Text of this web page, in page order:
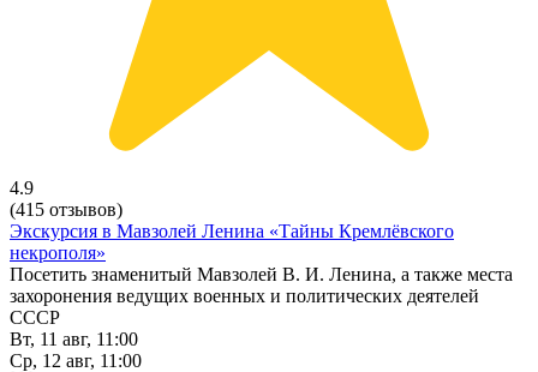
4.9
(415 отзывов)
Экскурсия в Мавзолей Ленина «Тайны Кремлёвского
некрополя»
Посетить знаменитый Мавзолей В. И. Ленина, а также места
захоронения ведущих военных и политических деятелей
СССР
Вт, 11 авг, 11:00
Ср, 12 авг, 11:00